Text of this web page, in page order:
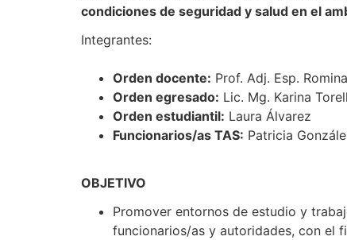
condiciones de seguridad y salud en el
Integrantes:
Orden docente: Prof. Adj. Esp.
Orden egresado: Lic. Mg. Karina
Orden estudiantil: Laura Álvarez
Funcionarios/as TAS: Patricia
OBJETIVO
Promover entornos de estudio y
funcionarios/as y autoridades, con el